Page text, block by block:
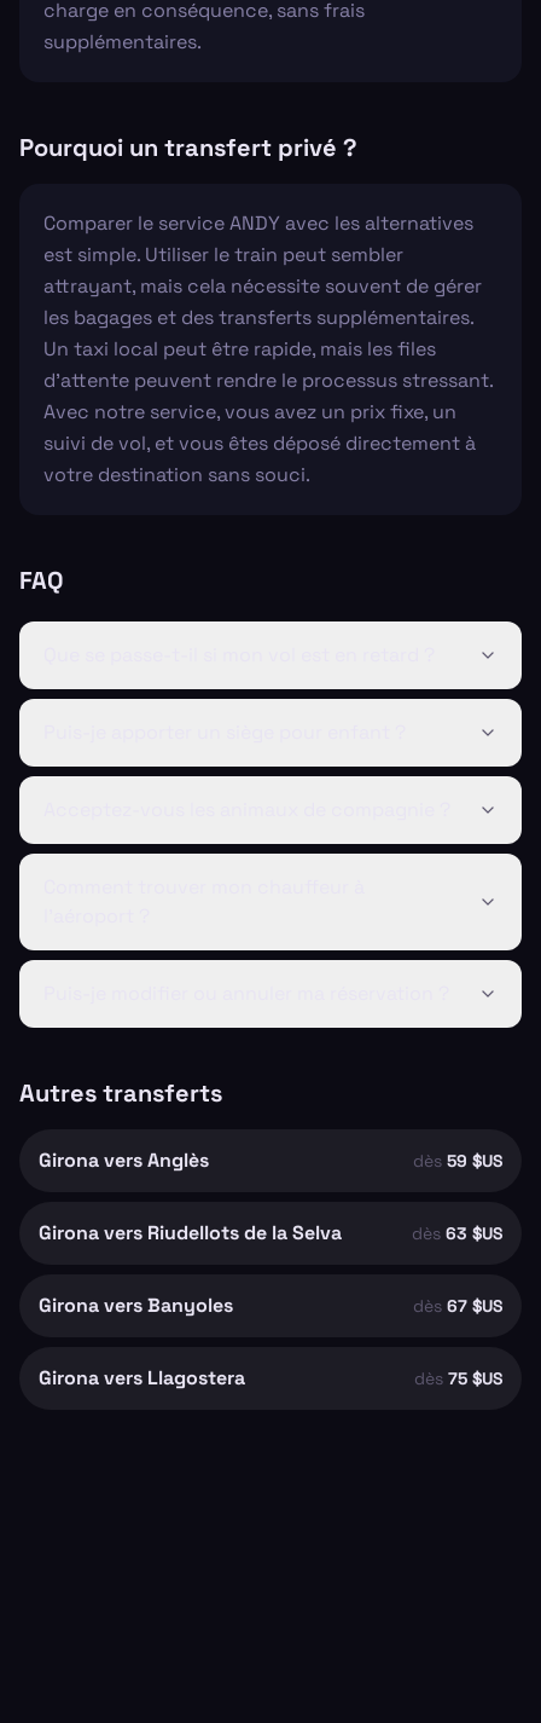
charge en conséquence, sans frais
supplémentaires.
Pourquoi un transfert privé ?
Comparer le service ANDY avec les alternatives
est simple. Utiliser le train peut sembler
attrayant, mais cela nécessite souvent de gérer
les bagages et des transferts supplémentaires.
Un taxi local peut être rapide, mais les files
d'attente peuvent rendre le processus stressant.
Avec notre service, vous avez un prix fixe, un
suivi de vol, et vous êtes déposé directement à
votre destination sans souci.
FAQ
Autres transferts
Girona vers Anglès dès 59 $US
Girona vers Riudellots de la Selva dès 63 $US
Girona vers Banyoles dès 67 $US
Girona vers Llagostera dès 75 $US